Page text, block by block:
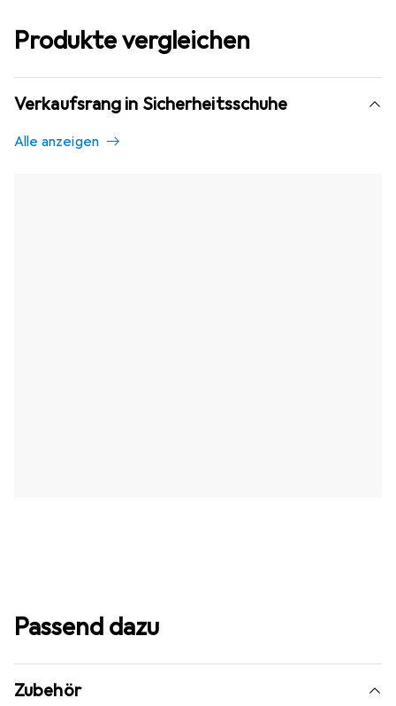
Produkte vergleichen
Verkaufsrang in Sicherheitsschuhe
Alle anzeigen
Passend dazu
Zubehör